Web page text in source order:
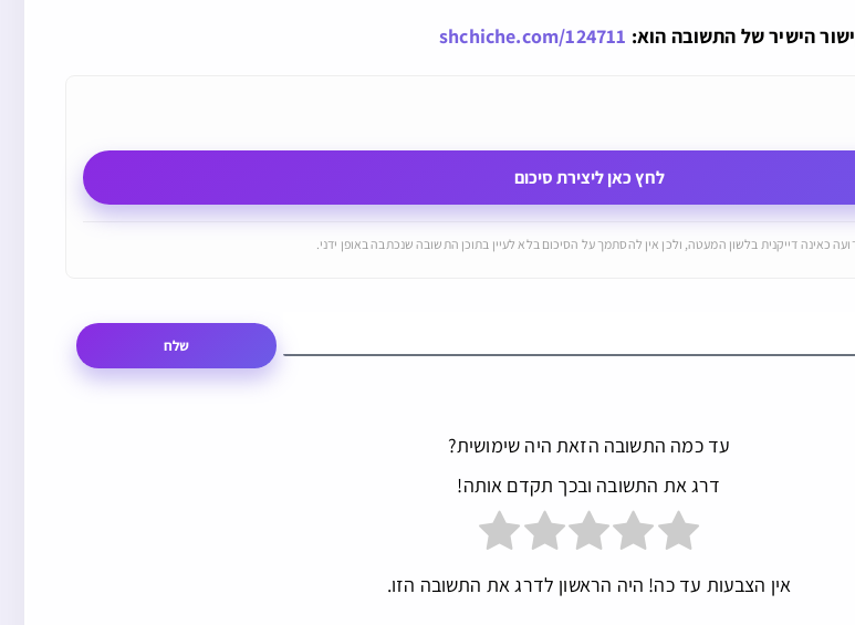
shchiche.com/124711
לחץ כאן ליצירת סיכום
כאינה דייקנית בלשון המעטה, ולכן אין להסתמך על הסיכום בלא לעיין בתוכן התשובה שנכתבה באופן ידני.
שלח
עד כמה התשובה הזאת היה שימושית?
דרג את התשובה ובכך תקדם אותה!
אין הצבעות עד כה! היה הראשון לדרג את התשובה הזו.